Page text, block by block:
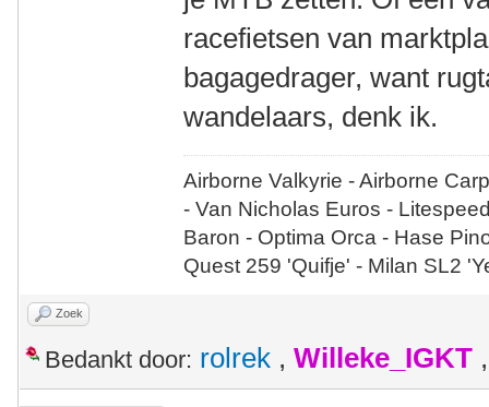
racefietsen van
bagagedrager, want
wandelaars, denk ik.
Airborne Valkyrie - Airborne
- Van Nicholas Euros -
Baron - Optima Orca - Hase
Quest 259 'Quifje' - Milan SL2
Zoek
Bedankt door: rolrek , Willeke_IGKT